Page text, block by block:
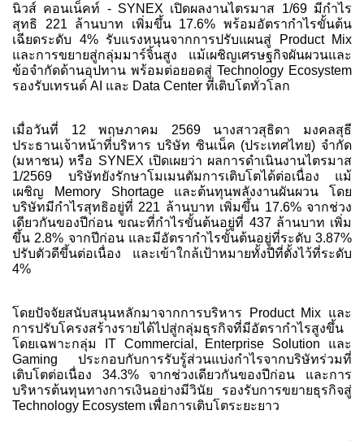
นิวส์ คอนเน็คท์ - SYNEX เปิดผลงานไตรมาส 1/69 มีกำไร
สุทธิ 221 ล้านบาท เพิ่มขึ้น 17.6% พร้อมอัตรากำไรขั้นต้น
เฉียดระดับ 4% รับแรงหนุนจากการปรับแผนสู่ Product Mix
และการขยายสู่กลุ่มมาร์จิ้นสูง แม้เผชิญเศรษฐกิจผันผวนและ
ข้อจำกัดด้านอุปทาน พร้อมต่อยอดสู่ Technology Ecosystem
รองรับเทรนด์ AI และ Data Center ที่เติบโตทั่วโลก
เมื่อวันที่ 12 พฤษภาคม 2569 นางสาวสุธิดา มงคลสุธี
ประธานเจ้าหน้าที่บริหาร บริษัท ซินเน็ค (ประเทศไทย) จำกัด
(มหาชน) หรือ SYNEX เปิดเผยว่า ผลการดำเนินงานไตรมาส
1/2569 บริษัทยังรักษาโมเมนตัมการเติบโตได้ต่อเนื่อง แม้
เผชิญ Memory Shortage และต้นทุนพลังงานผันผวน โดย
บริษัทมีกำไรสุทธิอยู่ที่ 221 ล้านบาท เพิ่มขึ้น 17.6% จากช่วง
เดียวกันของปีก่อน ขณะที่กำไรขั้นต้นอยู่ที่ 437 ล้านบาท เพิ่ม
ขึ้น 2.8% จากปีก่อน และมีอัตรากำไรขั้นต้นอยู่ที่ระดับ 3.87%
ปรับตัวดีขึ้นต่อเนื่อง และเข้าใกล้เป้าหมายทั้งปีที่ตั้งไว้ที่ระดับ
4%
โดยปัจจัยสนับสนุนหลักมาจากการบริหาร Product Mix และ
การปรับโครงสร้างรายได้ไปสู่กลุ่มธุรกิจที่มีอัตรากำไรสูงขึ้น
โดยเฉพาะกลุ่ม IT Commercial, Enterprise Solution และ
Gaming ประกอบกับการรับรู้ส่วนแบ่งกำไรจากบริษัทร่วมที่
เติบโตต่อเนื่อง 34.3% จากช่วงเดียวกันของปีก่อน และการ
บริหารต้นทุนทางการเงินอย่างมีวินัย รองรับการขยายธุรกิจสู่
Technology Ecosystem เพื่อการเติบโตระยะยาว